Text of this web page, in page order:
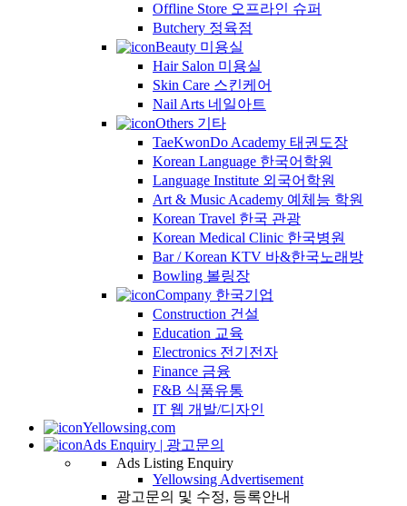
Offline Store 오프라인 슈퍼
Butchery 정육점
Beauty 미용실
Hair Salon 미용실
Skin Care 스킨케어
Nail Arts 네일아트
Others 기타
TaeKwonDo Academy 태권도장
Korean Language 한국어학원
Language Institute 외국어학원
Art & Music Academy 예체능 학원
Korean Travel 한국 관광
Korean Medical Clinic 한국병원
Bar / Korean KTV 바&한국노래방
Bowling 볼링장
Company 한국기업
Construction 건설
Education 교육
Electronics 전기전자
Finance 금융
F&B 식품유통
IT 웹 개발/디자인
Yellowsing.com
Ads Enquiry | 광고문의
Ads Listing Enquiry
Yellowsing Advertisement
광고문의 및 수정, 등록안내